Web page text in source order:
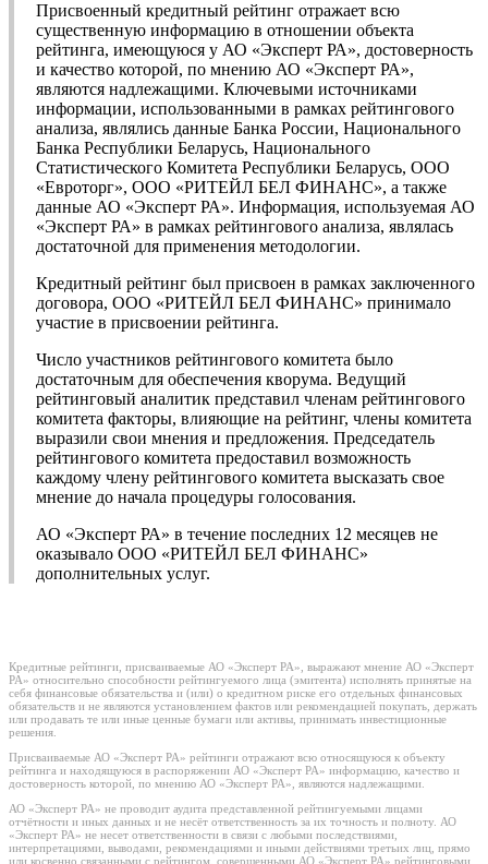
Присвоенный кредитный рейтинг отражает всю
существенную информацию в отношении объекта
рейтинга, имеющуюся у АО «Эксперт РА», достоверность
и качество которой, по мнению АО «Эксперт РА»,
являются надлежащими. Ключевыми источниками
информации, использованными в рамках рейтингового
анализа, являлись данные Банка России, Национального
Банка Республики Беларусь, Национального
Статистического Комитета Республики Беларусь, ООО
«Евроторг», ООО «РИТЕЙЛ БЕЛ ФИНАНС», а также
данные АО «Эксперт РА». Информация, используемая АО
«Эксперт РА» в рамках рейтингового анализа, являлась
достаточной для применения методологии.
Кредитный рейтинг был присвоен в рамках заключенного
договора, ООО «РИТЕЙЛ БЕЛ ФИНАНС» принимало
участие в присвоении рейтинга.
Число участников рейтингового комитета было
достаточным для обеспечения кворума. Ведущий
рейтинговый аналитик представил членам рейтингового
комитета факторы, влияющие на рейтинг, члены комитета
выразили свои мнения и предложения. Председатель
рейтингового комитета предоставил возможность
каждому члену рейтингового комитета высказать свое
мнение до начала процедуры голосования.
АО «Эксперт РА» в течение последних 12 месяцев не
оказывало ООО «РИТЕЙЛ БЕЛ ФИНАНС»
дополнительных услуг.
Кредитные рейтинги, присваиваемые АО «Эксперт РА», выражают мнение АО «Эксперт
РА» относительно способности рейтингуемого лица (эмитента) исполнять принятые на
себя финансовые обязательства и (или) о кредитном риске его отдельных финансовых
обязательств и не являются установлением фактов или рекомендацией покупать, держать
или продавать те или иные ценные бумаги или активы, принимать инвестиционные
решения.
Присваиваемые АО «Эксперт РА» рейтинги отражают всю относящуюся к объекту
рейтинга и находящуюся в распоряжении АО «Эксперт РА» информацию, качество и
достоверность которой, по мнению АО «Эксперт РА», являются надлежащими.
АО «Эксперт РА» не проводит аудита представленной рейтингуемыми лицами
отчётности и иных данных и не несёт ответственность за их точность и полноту. АО
«Эксперт РА» не несет ответственности в связи с любыми последствиями,
интерпретациями, выводами, рекомендациями и иными действиями третьих лиц, прямо
или косвенно связанными с рейтингом, совершенными АО «Эксперт РА» рейтинговыми